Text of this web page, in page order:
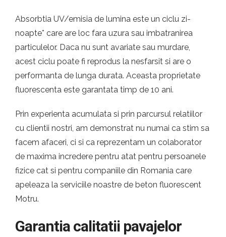
Absorbtia UV/emisia de lumina este un ciclu zi-
noapte* care are loc fara uzura sau imbatranirea
particulelor. Daca nu sunt avariate sau murdare,
acest ciclu poate fi reprodus la nesfarsit si are o
performanta de lunga durata. Aceasta proprietate
fluorescenta este garantata timp de 10 ani.
Prin experienta acumulata si prin parcursul relatiilor
cu clientii nostri, am demonstrat nu numai ca stim sa
facem afaceri, ci si ca reprezentam un colaborator
de maxima incredere pentru atat pentru persoanele
fizice cat si pentru companiile din Romania care
apeleaza la serviciile noastre de beton fluorescent
Motru.
Garantia calitatii pavajelor